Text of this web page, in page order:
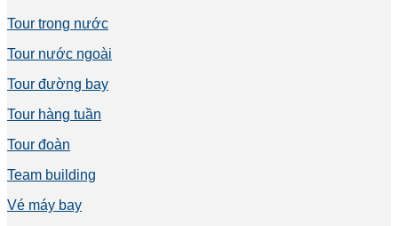
Tour trong nước
Tour nước ngoài
Tour đường bay
Tour hàng tuần
Tour đoàn
Team building
Vé máy bay